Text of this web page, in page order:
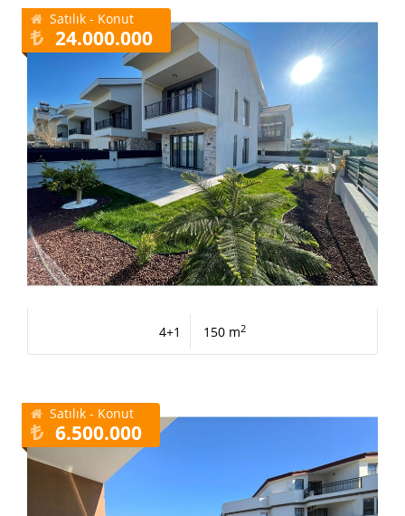
Satılık - Konut
24.000.000
4+1 150 m2
Satılık - Konut
6.500.000